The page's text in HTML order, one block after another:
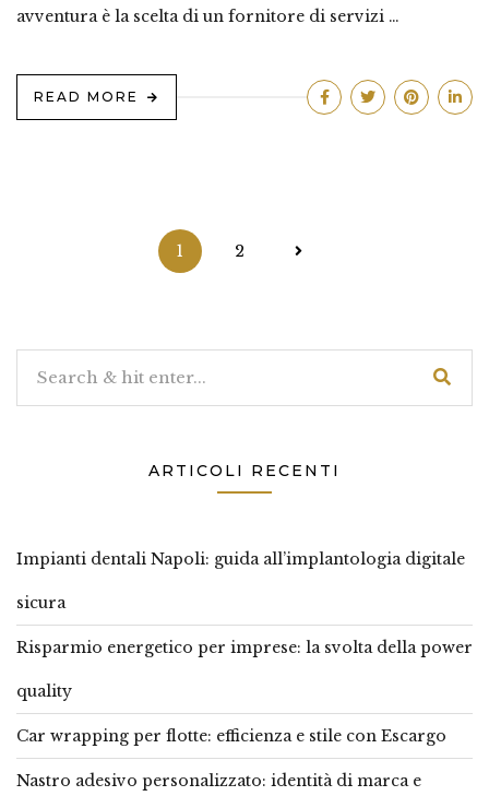
avventura è la scelta di un fornitore di servizi …
READ MORE
Paginazione
articoli
1 2
ARTICOLI RECENTI
Impianti dentali Napoli: guida all’implantologia digitale
sicura
Risparmio energetico per imprese: la svolta della power
quality
Car wrapping per flotte: efficienza e stile con Escargo
Nastro adesivo personalizzato: identità di marca e